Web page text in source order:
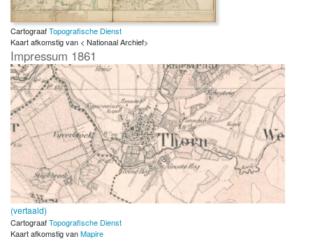
CartograafTopografische Dienst
Kaart afkomstig van < Nationaal Archief>
Impressum 1861
(vertaald)
CartograafTopografische Dienst
Kaart afkomstig vanMapire